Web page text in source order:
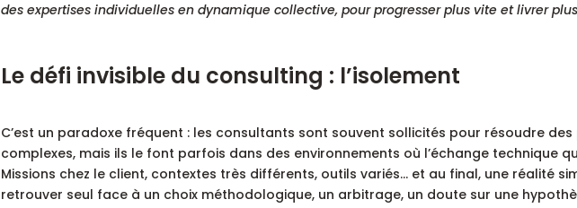
des expertises individuelles en dynamique collective, pour progresser plus vite et livrer
Le défi invisible du consulting : l’isolement
C’est un paradoxe fréquent : les consultants sont souvent sollicités pour résoudre
complexes, mais ils le font parfois dans des environnements où l’échange technique
Missions chez le client, contextes très différents, outils variés… et au final, une réalité
retrouver seul face à un choix méthodologique, un arbitrage, un doute sur une